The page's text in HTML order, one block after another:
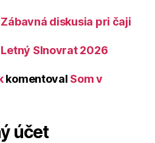
Zábavná diskusia pri čaji
Letný Slnovrat 2026
komentoval Som v
účet